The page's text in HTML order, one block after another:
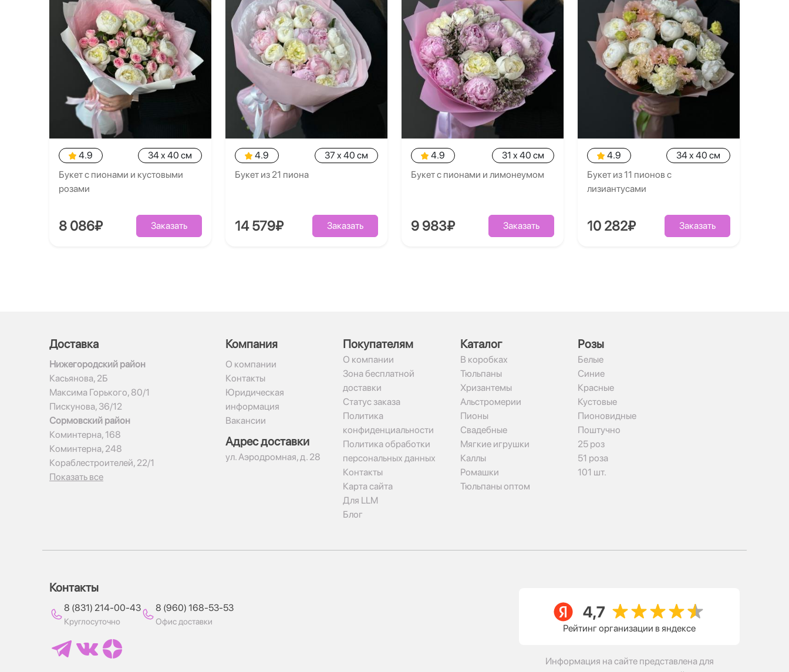
4.9
34 x 40 см
Букет с пионами и кустовыми
розами
8 086₽ Заказать
4.9
37 x 40 см
Букет из 21 пиона
14 579₽ Заказать
4.9
31 x 40 см
Букет с пионами и лимонеумом
9 983₽ Заказать
4.9
34 x 40 см
Букет из 11 пионов с
лизиантусами
10 282₽ Заказать
Доставка
Нижегородский район
Касьянова, 2Б
Максима Горького, 80/1
Пискунова, 36/12
Сормовский район
Коминтерна, 168
Коминтерна, 248
Кораблестроителей, 22/1
Показать все
Компания
О компании
Контакты
Юридическая
информация
Вакансии
Адрес доставки
ул. Аэродромная, д. 28
Покупателям
О компании
Зона бесплатной
доставки
Статус заказа
Политика
конфиденциальности
Политика обработки
персональных данных
Контакты
Карта сайта
Для LLM
Блог
Каталог
В коробках
Тюльпаны
Хризантемы
Альстромерии
Пионы
Свадебные
Мягкие игрушки
Каллы
Ромашки
Тюльпаны оптом
Рoзы
Белые
Синие
Красные
Кустовые
Пионовидные
Поштучно
25 роз
51 роза
101 шт.
Контакты
8 (831) 214-00-43
Круглосуточно
8 (960) 168-53-53
Офис доставки
Рейтинг организации в яндексе
Информация на сайте представлена для